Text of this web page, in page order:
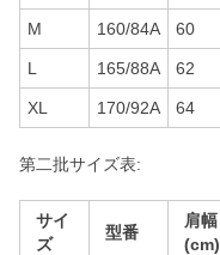
M 160/84A 60
L 165/88A 62
XL 170/92A 64
第二批サイズ表:
サイ
ズ
型番
肩幅
(cm)